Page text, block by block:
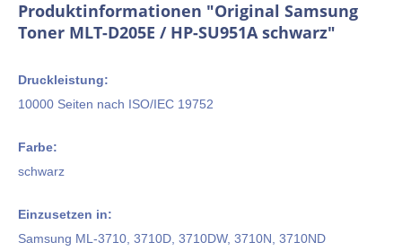
Produktinformationen "Original Samsung
Toner MLT-D205E / HP-SU951A schwarz"
Druckleistung:
10000 Seiten nach ISO/IEC 19752
Farbe:
schwarz
Einzusetzen in:
Samsung ML-3710, 3710D, 3710DW, 3710N, 3710ND